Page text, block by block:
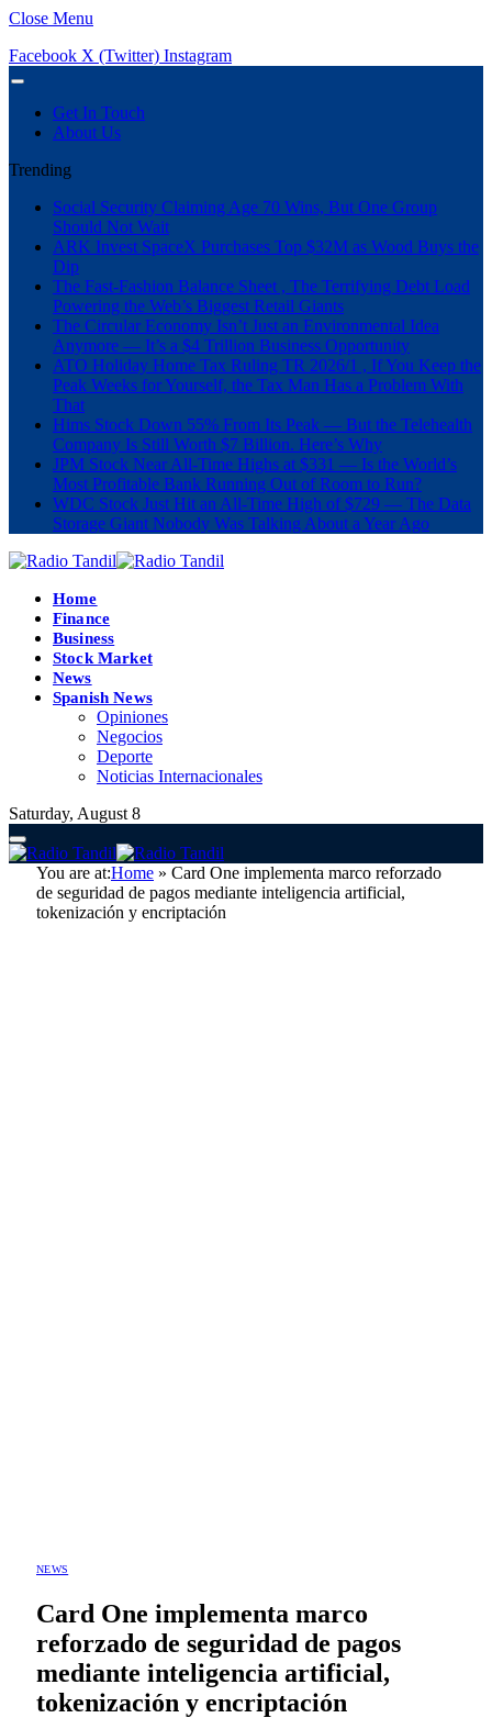
Close Menu
Facebook X (Twitter) Instagram
Get In Touch
About Us
Trending
Social Security Claiming Age 70 Wins, But One Group
Should Not Wait
ARK Invest SpaceX Purchases Top $32M as Wood Buys the
Dip
The Fast-Fashion Balance Sheet , The Terrifying Debt Load
Powering the Web’s Biggest Retail Giants
The Circular Economy Isn’t Just an Environmental Idea
Anymore — It’s a $4 Trillion Business Opportunity
ATO Holiday Home Tax Ruling TR 2026/1 , If You Keep the
Peak Weeks for Yourself, the Tax Man Has a Problem With
That
Hims Stock Down 55% From Its Peak — But the Telehealth
Company Is Still Worth $7 Billion. Here’s Why
JPM Stock Near All-Time Highs at $331 — Is the World’s
Most Profitable Bank Running Out of Room to Run?
WDC Stock Just Hit an All-Time High of $729 — The Data
Storage Giant Nobody Was Talking About a Year Ago
Home
Finance
Business
Stock Market
News
Spanish News
Opiniones
Negocios
Deporte
Noticias Internacionales
Saturday, August 8
You are at:Home » Card One implementa marco reforzado
de seguridad de pagos mediante inteligencia artificial,
tokenización y encriptación
NEWS
Card One implementa marco
reforzado de seguridad de pagos
mediante inteligencia artificial,
tokenización y encriptación